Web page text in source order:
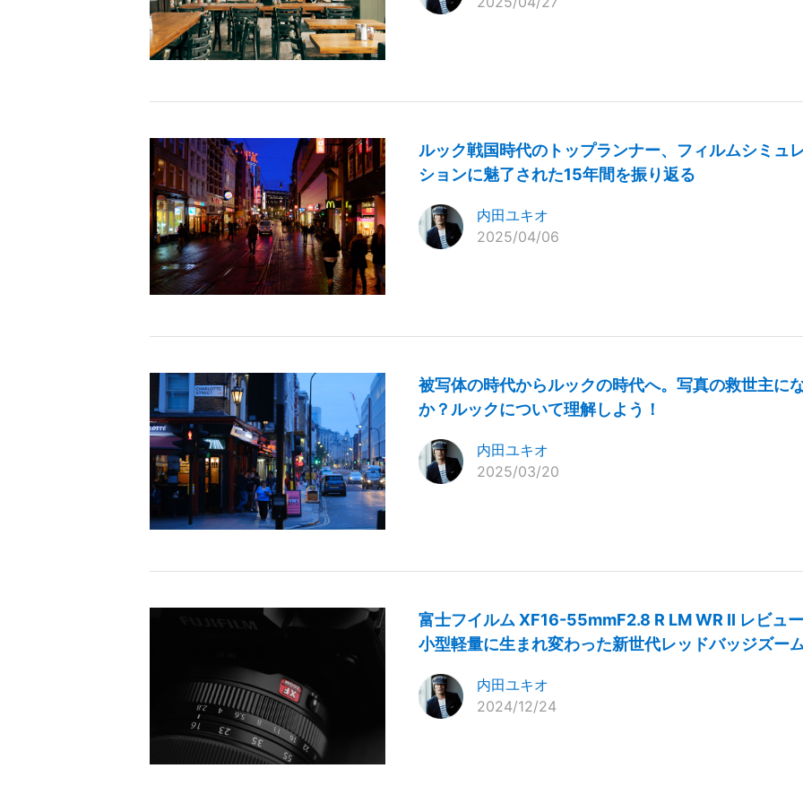
ルック戦国時代のトップランナー、フィルムシミュ
ションに魅了された15年間を振り返る
内田ユキオ
2025/04/06
被写体の時代からルックの時代へ。写真の救世主に
か？ルックについて理解しよう！
内田ユキオ
2025/03/20
富士フイルム XF16-55mmF2.8 R LM WR II レビュー
小型軽量に生まれ変わった新世代レッドバッジズー
内田ユキオ
2024/12/24